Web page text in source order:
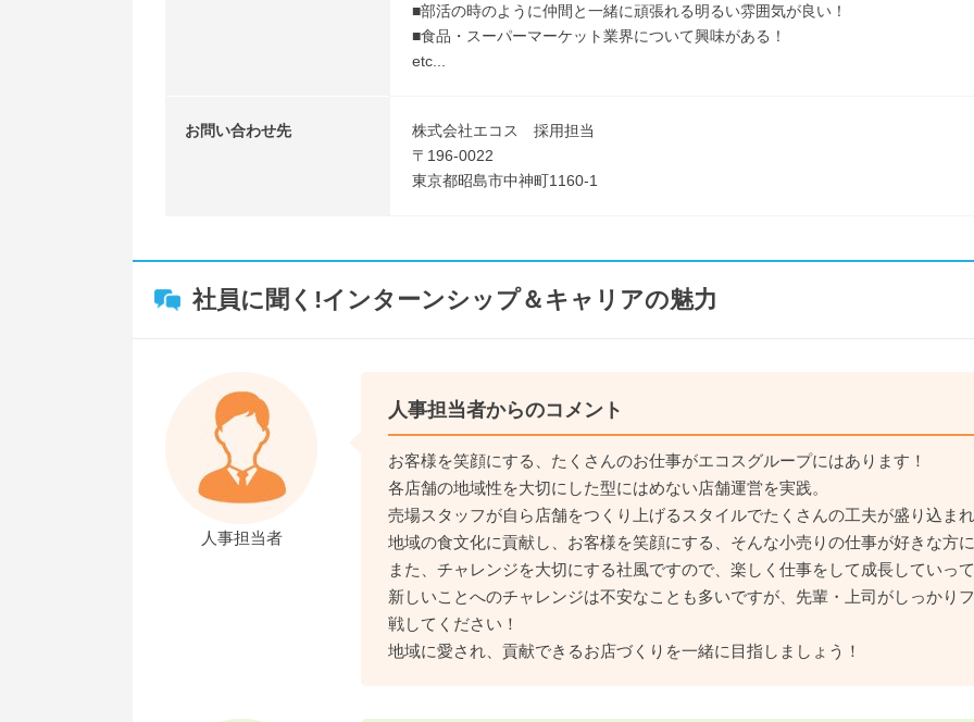
■部活の時のように仲間と一緒に頑張れる明るい雰囲気が良い！
■食品・スーパーマーケット業界について興味がある！
etc...
お問い合わせ先
株式会社エコス 採用担当
〒196-0022
東京都昭島市中神町1160-1
社員に聞く!インターンシップ＆キャリアの魅力
人事担当者
人事担当者からのコメント
お客様を笑顔にする、たくさんのお仕事がエコスグループにはあります！
各店舗の地域性を大切にした型にはめない店舗運営を実践。
売場スタッフが自ら店舗をつくり上げるスタイルでたくさんの工夫が盛り込まれ
地域の食文化に貢献し、お客様を笑顔にする、そんな小売りの仕事が好きな方
また、チャレンジを大切にする社風ですので、楽しく仕事をして成長していっ
新しいことへのチャレンジは不安なことも多いですが、先輩・上司がしっかり
戦してください！
地域に愛され、貢献できるお店づくりを一緒に目指しましょう！